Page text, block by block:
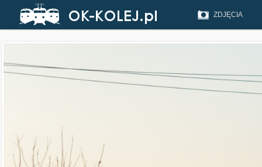
ZDJĘCIA